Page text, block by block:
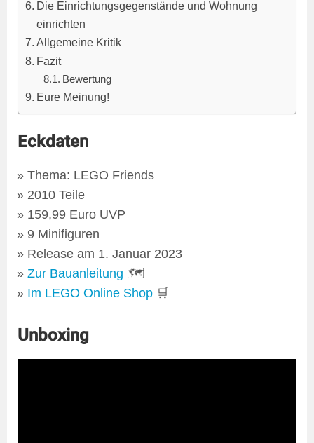
Die Einrichtungsgegenstände und Wohnung
einrichten
Allgemeine Kritik
Fazit
Bewertung
Eure Meinung!
Eckdaten
Thema: LEGO Friends
2010 Teile
159,99 Euro UVP
9 Minifiguren
Release am 1. Januar 2023
Zur Bauanleitung 🗺
Im LEGO Online Shop 🛒
Unboxing